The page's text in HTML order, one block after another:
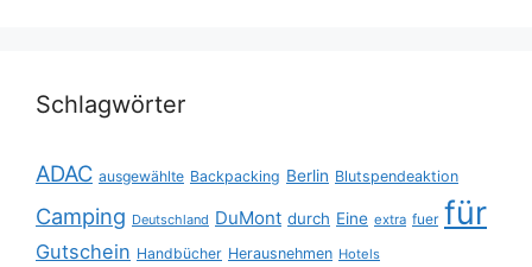
Schlagwörter
ADAC ausgewählte Backpacking Berlin Blutspendeaktion
Camping Deutschland DuMont durch Eine extra fuer für
Gutschein Handbücher Herausnehmen Hotels